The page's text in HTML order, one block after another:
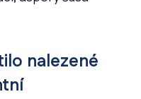
nalezené